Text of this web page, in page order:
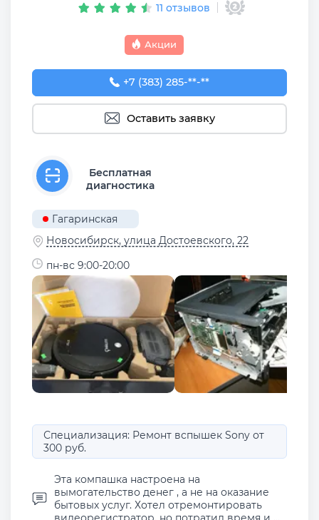
11 отзывов
Акции
+7 (383) 285-96-21
+7 (383) 285-**-**
Оставить заявку
Бесплатная
диагностика
Гагаринская
Новосибирск, улица Достоевского, 22
пн-вс 9:00-20:00
Специализация: Ремонт вспышек Sony от
300 руб.
Эта компашка настроена на
вымогательство денег , а не на оказание
бытовых услуг. Хотел отремонтировать